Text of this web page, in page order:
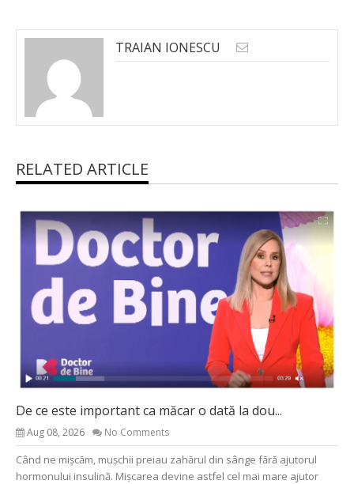
TRAIAN IONESCU
RELATED ARTICLE
De ce este important ca măcar o dată la dou...
Aug 08, 2026 No Comments
Când ne mișcăm, mușchii preiau zahărul din sânge fără ajutorul
hormonului insulină. Mișcarea devine astfel cel mai mare ajutor